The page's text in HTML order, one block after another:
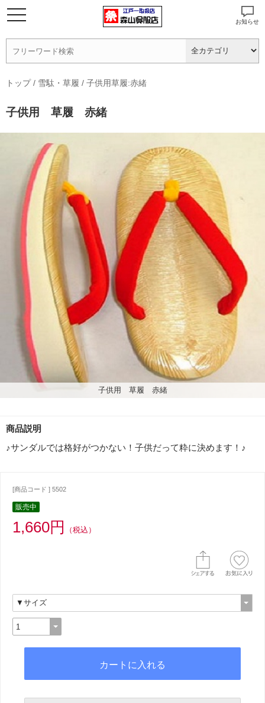
お知らせ
トップ/ 雪駄・草履 / 子供用草履:赤緒
子供用 草履 赤緒
子供用 草履 赤緒
商品説明
♪サンダルでは格好がつかない！子供だって粋に決めます！♪
[商品コード ] 5502
販売中
1,660円 （税込）